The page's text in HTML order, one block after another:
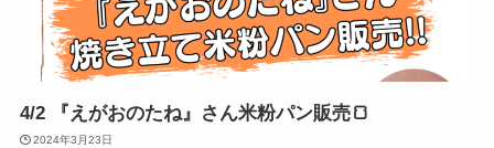
4/2 『えがおのたね』さん米粉パン販売🍞
2024年3月23日